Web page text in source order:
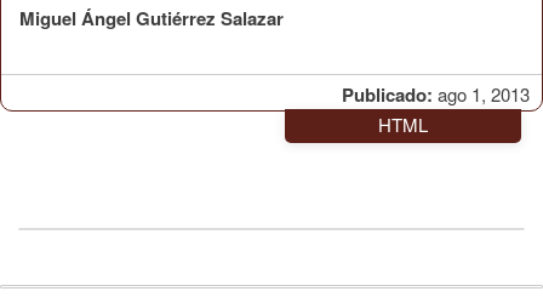
Publicado: ago 1, 2013
Miguel Ángel Gutiérrez Salazar
HTML